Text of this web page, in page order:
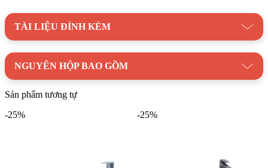
Thương hiệu:Thiết Bị Vệ Sinh CAESAR
TÀI LIỆU ĐÍNH KÈM
NGUYÊN HỘP BAO GỒM
Sản phẩm tương tự
-25%
-25%